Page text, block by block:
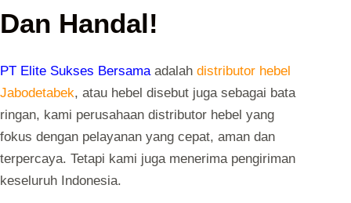
Dan Handal!
PT Elite Sukses Bersama adalah distributor hebel
Jabodetabek, atau hebel disebut juga sebagai bata
ringan, kami perusahaan distributor hebel yang
fokus dengan pelayanan yang cepat, aman dan
terpercaya. Tetapi kami juga menerima pengiriman
keseluruh Indonesia.